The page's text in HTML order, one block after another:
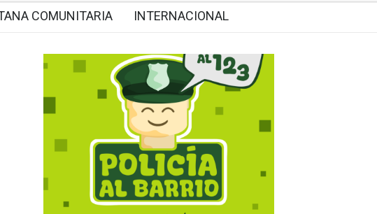
COMUNITARIA INTERNACIONAL